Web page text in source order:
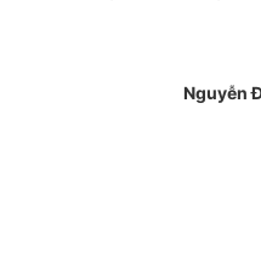
Nguyễn